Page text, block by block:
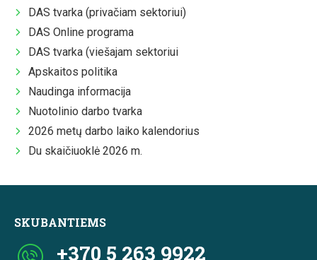
DAS tvarka (privačiam sektoriui)
DAS Online programa
DAS tvarka (viešajam sektoriui
Apskaitos politika
Naudinga informacija
Nuotolinio darbo tvarka
2026 metų darbo laiko kalendorius
Du skaičiuoklė 2026 m.
SKUBANTIEMS
+370 5 263 9922